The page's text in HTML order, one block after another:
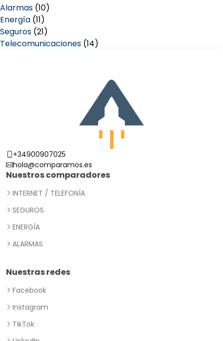
Alarmas (10)
Energía (11)
Seguros (21)
Telecomunicaciones (14)
+34900907025
hola@comparamos.es
Nuestros comparadores
INTERNET / TELEFONÍA
SEGUROS
ENERGÍA
ALARMAS
Nuestras redes
Facebook
Instagram
TikTok